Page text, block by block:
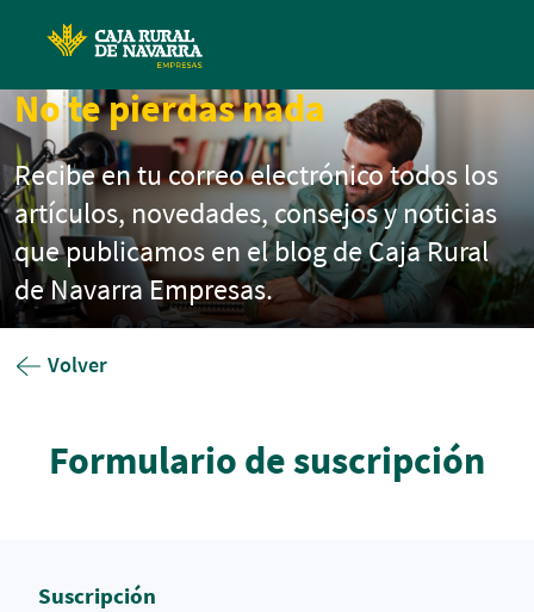
No te pierdas nada
Recibe en tu correo electrónico todos los
artículos, novedades, consejos y noticias
que publicamos en el blog de Caja Rural
de Navarra Empresas.
Volver
Formulario de suscripción
Suscripción